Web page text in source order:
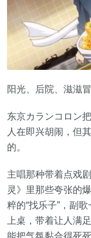
阳光、后院、滋滋
东京カランコロン
人在即兴胡闹，但
的。
主唱那种带着点戏
灵》里那些夸张的
粹的“找乐子”，副
上桌，带着让人满